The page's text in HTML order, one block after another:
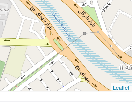
Leaflet